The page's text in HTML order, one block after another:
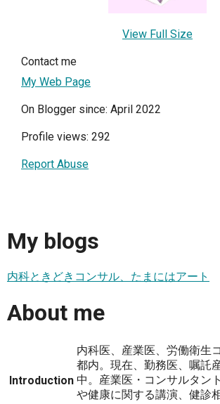
View Full Size
Contact me
My Web Page
On Blogger since: April 2022
Profile views: 292
Report Abuse
My blogs
内科ときどきコンサル、たまにはアート
About me
Introduction
内科医、産業医、労働衛生
都内。現在、勤務医、嘱託
中。産業医・コンサルタン
や健康に関する講演、健診